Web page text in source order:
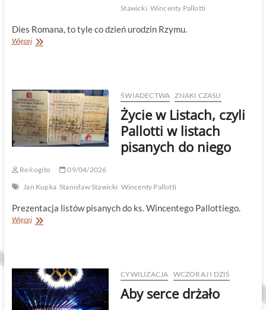
Stawicki Wincenty Pallotti
Dies Romana, to tyle co dzień urodzin Rzymu.
WięcejDies
Pallotti!
ŚWIADECTWA ZNAKI CZASU
Życie w Listach, czyli
Pallotti w listach
pisanych do niego
Re/cogito
09/04/2026
Jan Kupka Stanisław Stawicki Wincenty Pallotti
Prezentacja listów pisanych do ks. Wincentego Pallottiego.
WięcejŻycie
w
listach
pisanych
do
CYWILIZACJA WCZORAJ I DZIŚ
Aby serce drżało